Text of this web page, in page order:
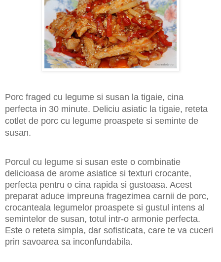
Porc fraged cu legume si susan la tigaie, cina
perfecta in 30 minute. Deliciu asiatic la tigaie, reteta
cotlet de porc cu legume proaspete si seminte de
susan.
Porcul cu legume si susan este o combinatie
delicioasa de arome asiatice si texturi crocante,
perfecta pentru o cina rapida si gustoasa. Acest
preparat aduce impreuna fragezimea carnii de porc,
crocanteala legumelor proaspete si gustul intens al
semintelor de susan, totul intr-o armonie perfecta.
Este o reteta simpla, dar sofisticata, care te va cuceri
prin savoarea sa inconfundabila.